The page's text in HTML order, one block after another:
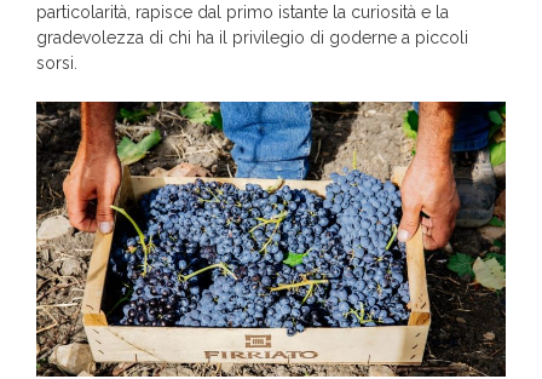
particolarità, rapisce dal primo istante la curiosità e la
gradevolezza di chi ha il privilegio di goderne a piccoli
sorsi.